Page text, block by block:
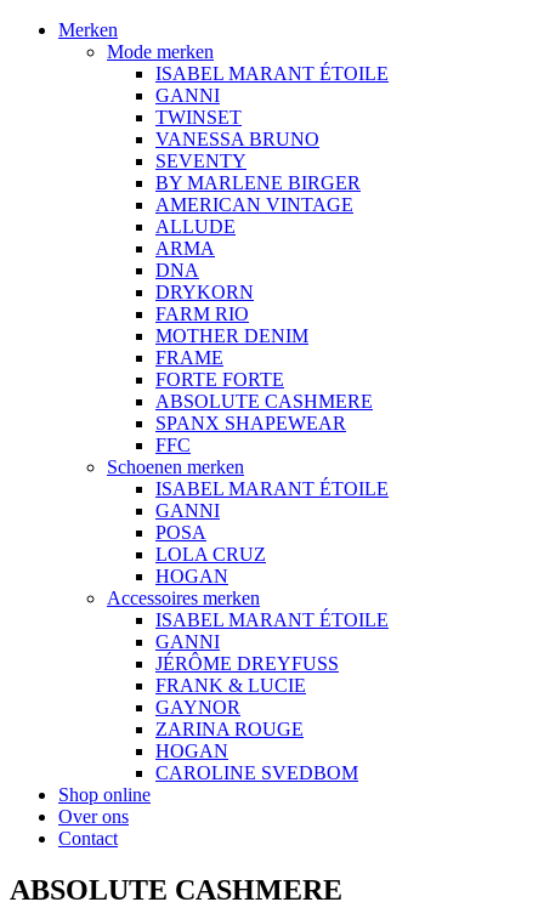
Merken
Mode merken
ISABEL MARANT ÉTOILE
GANNI
TWINSET
VANESSA BRUNO
SEVENTY
BY MARLENE BIRGER
AMERICAN VINTAGE
ALLUDE
ARMA
DNA
DRYKORN
FARM RIO
MOTHER DENIM
FRAME
FORTE FORTE
ABSOLUTE CASHMERE
SPANX SHAPEWEAR
FFC
Schoenen merken
ISABEL MARANT ÉTOILE
GANNI
POSA
LOLA CRUZ
HOGAN
Accessoires merken
ISABEL MARANT ÉTOILE
GANNI
JÉRÔME DREYFUSS
FRANK & LUCIE
GAYNOR
ZARINA ROUGE
HOGAN
CAROLINE SVEDBOM
Shop online
Over ons
Contact
ABSOLUTE CASHMERE